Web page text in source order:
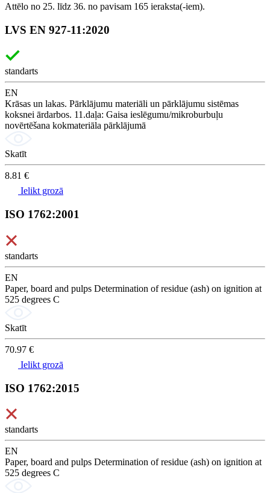
Attēlo no 25. līdz 36. no pavisam 165 ieraksta(-iem).
LVS EN 927-11:2020
standarts
EN
Krāsas un lakas. Pārklājumu materiāli un pārklājumu sistēmas
koksnei ārdarbos. 11.daļa: Gaisa ieslēgumu/mikroburbuļu
novērtēšana kokmateriāla pārklājumā
Skatīt
8.81 €
Ielikt grozā
ISO 1762:2001
standarts
EN
Paper, board and pulps Determination of residue (ash) on ignition at
525 degrees C
Skatīt
70.97 €
Ielikt grozā
ISO 1762:2015
standarts
EN
Paper, board and pulps Determination of residue (ash) on ignition at
525 degrees C